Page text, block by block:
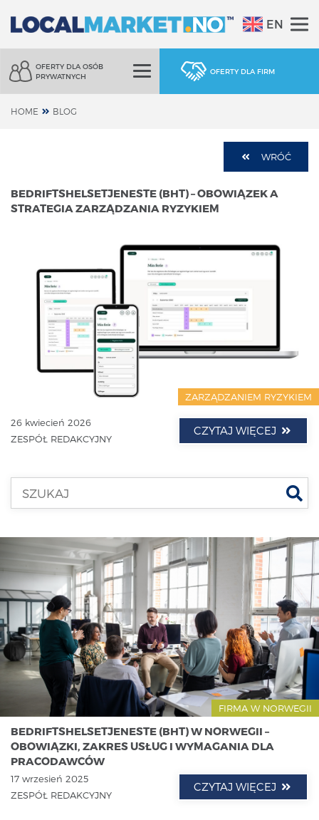
EN
OFERTY DLA OSÓB
PRYWATNYCH
OFERTY DLA FIRM
HOME BLOG
WRÓĆ
BEDRIFTSHELSETJENESTE (BHT) – OBOWIĄZEK A
STRATEGIA ZARZĄDZANIA RYZYKIEM
ZARZĄDZANIEM RYZYKIEM
26 kwiecień 2026
ZESPÓŁ REDAKCYJNY
CZYTAJ WIĘCEJ
FIRMA W NORWEGII
BEDRIFTSHELSETJENESTE (BHT) W NORWEGII –
OBOWIĄZKI, ZAKRES USŁUG I WYMAGANIA DLA
PRACODAWCÓW
17 wrzesień 2025
ZESPÓŁ REDAKCYJNY
CZYTAJ WIĘCEJ